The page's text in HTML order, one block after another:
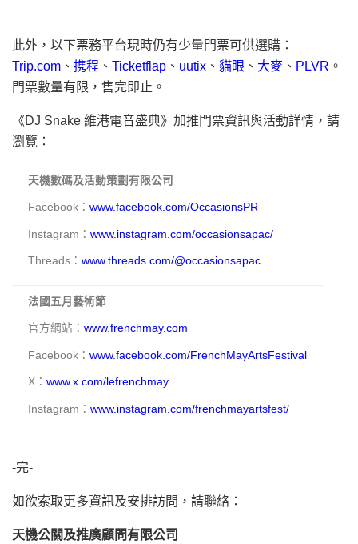
此外，以下票務平台現時仍有少量門票可供選購：
Trip.com 、 携程 、 Ticketflap 、 uutix 、 貓眼 、 大麥 、 PLVR 。
門票數量有限，售完即止。
《DJ Snake 維港電音盛典》加推門票資訊與活動詳情，請
瀏覽：
天機數碼及活動策劃有限公司
Facebook： www.facebook.com/OccasionsPR
Instagram： www.instagram.com/occasionsapac/
Threads： www.threads.com/@occasionsapac
法國五月藝術節
官方網站： www.frenchmay.com
Facebook： www.facebook.com/FrenchMayArtsFestival
X： www.x.com/lefrenchmay
Instagram： www.instagram.com/frenchmayartsfest/
-完-
如欲索取更多資訊及安排訪問，請聯絡：
天機公關及推廣顧問有限公司